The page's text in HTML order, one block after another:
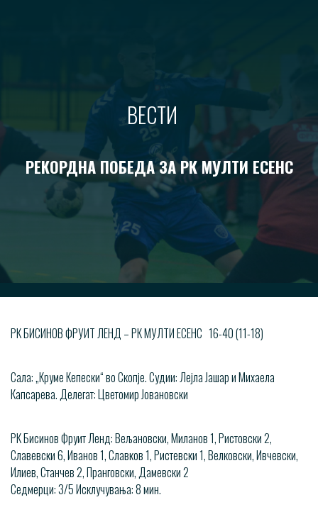
ВЕСТИ
РЕКОРДНА ПОБЕДА ЗА РК МУЛТИ ЕСЕНС
РК БИСИНОВ ФРУИТ ЛЕНД – РК МУЛТИ ЕСЕНС 16-40 (11-18)
Сала: „Круме Кепески“ во Скопје. Судии: Лејла Јашар и Михаела
Капсарева. Делегат: Цветомир Јовановски
РК Бисинов Фруит Ленд: Вељановски, Миланов 1, Ристовски 2,
Славевски 6, Иванов 1, Славков 1, Ристевски 1, Велковски, Ивчевски,
Илиев, Станчев 2, Пранговски, Дамевски 2
Седмерци: 3/5 Исклучувања: 8 мин.